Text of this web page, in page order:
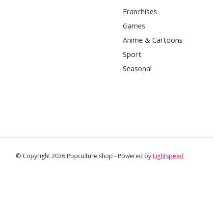
Franchises
Games
Anime & Cartoons
Sport
Seasonal
© Copyright 2026 Popculture.shop - Powered byLightspeed